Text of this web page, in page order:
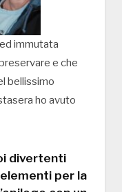
immutata
e che
bellissimo
ho avuto
divertenti
per la